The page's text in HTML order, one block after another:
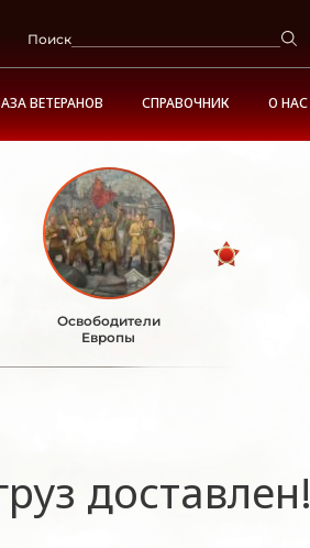
Поиск
ВЕТЕРАНОВ СПРАВОЧНИК О НАС
Освободители
Европы
доставлен!